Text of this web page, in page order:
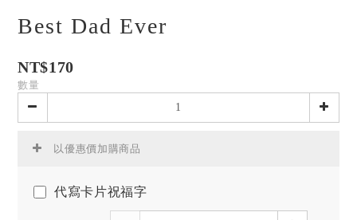
Best Dad Ever
NT$170
數量
以優惠價加購商品
代寫卡片祝福字